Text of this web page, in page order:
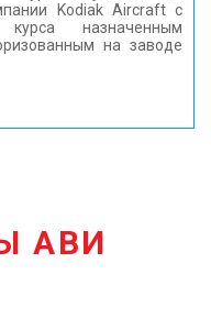
Kodiak Aircraft с
назначенным
на заводе
АВИ